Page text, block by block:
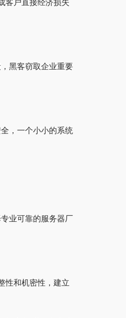
客户直接经济损失
黑客窃取企业重要
，一个小小的系统
业可靠的服务器厂
性和机密性，建立